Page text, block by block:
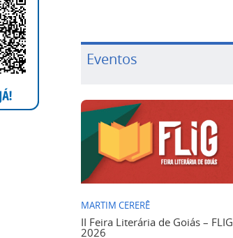
Eventos
MARTIM CERERÊ
II Feira Literária de Goiás – FLIG
2026